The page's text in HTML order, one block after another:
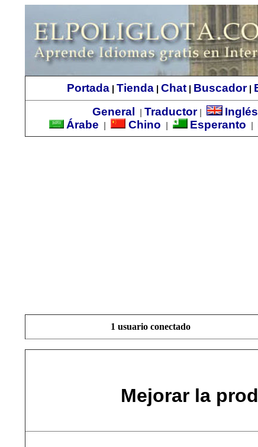
Portada Tienda Chat Buscador|
General
Traductor| Inglés
Árabe
Chino Esperanto
1 usuario conectado
Mejorar la